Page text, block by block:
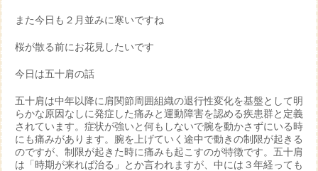
また今日も２月並みに寒いですね
桜が散る前にお花見したいです
今日は五十肩の話
五十肩は中年以降に肩関節周囲組織の退行性変化を基盤として明
らかな原因なしに発症した痛みと運動障害を認める疾患群と定義
されています。症状が強いと何もしないで腕を動かさずにいる時
にも痛みがあります。腕を上げていく途中で動きの制限が起きる
のですが、制限が起きた時に痛みも起こすのが特徴です。五十肩
は「時期が来れば治る」とか言われますが、中には３年経っても